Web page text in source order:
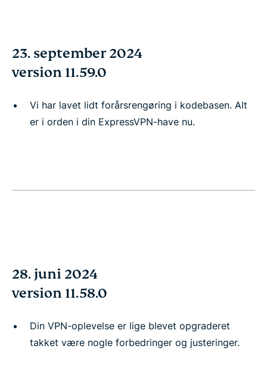
23. september 2024
version 11.59.0
Vi har lavet lidt forårsrengøring i kodebasen. Alt
er i orden i din ExpressVPN-have nu.
28. juni 2024
version 11.58.0
Din VPN-oplevelse er lige blevet opgraderet
takket være nogle forbedringer og justeringer.